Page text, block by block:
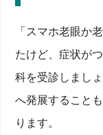
「スマホ老眼か
たけど、症状が
科を受診しまし
へ発展すること
ります。